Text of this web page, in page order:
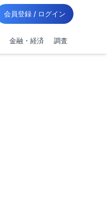
会員登録 / ログイン
金融・経済 調査